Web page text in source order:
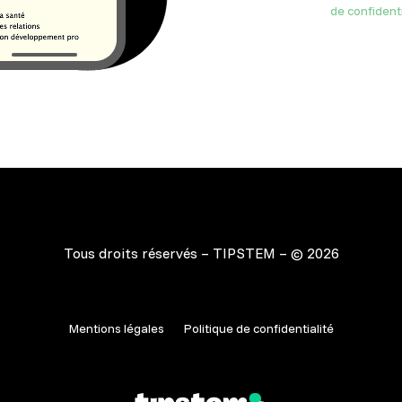
de
Tous droits réservés – TIPSTEM – © 2026
Mentions légales Politique de confidentialité